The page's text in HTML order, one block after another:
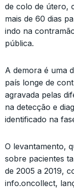
de colo de útero,
mais de 60 dias
indo na
pública.
A demora é uma
país longe de
agravada pelas
na detecção e
identificado na
O levantamento,
sobre pacientes
de 2005 a 2019,
info.oncollect,